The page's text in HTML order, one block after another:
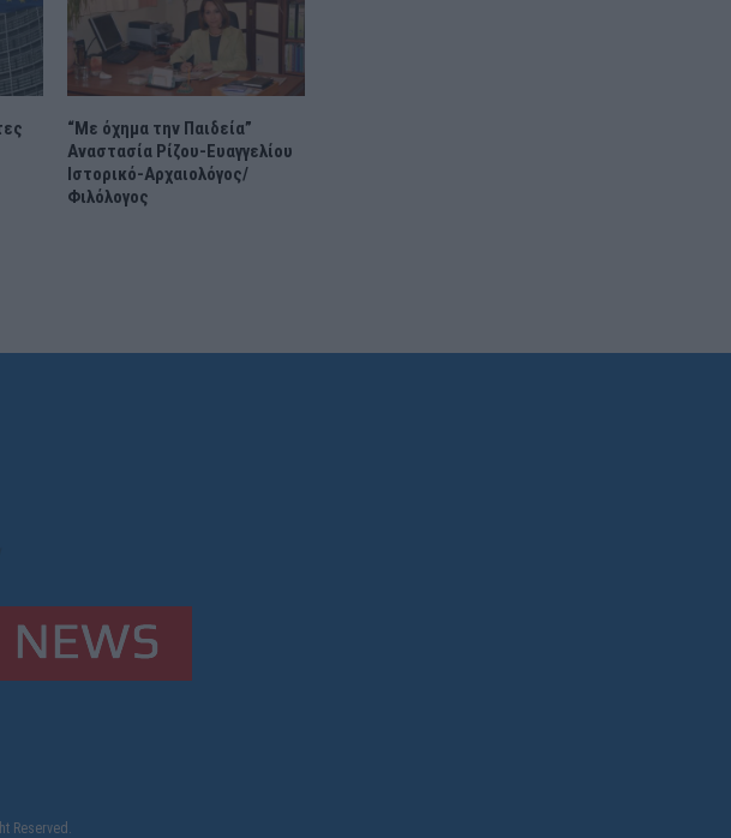
“Με όχημα την Παιδεία”
Αναστασία Ρίζου-Ευαγγελίου
Ιστορικό-Αρχαιολόγος/
Φιλόλογος
Reserved.